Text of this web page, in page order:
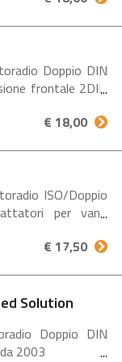
Doppio DIN
frontale 2DIN
necessitano di
€ 18,00
ISO/Doppio
per vano
€ 17,50
Solution
Doppio DIN
2003